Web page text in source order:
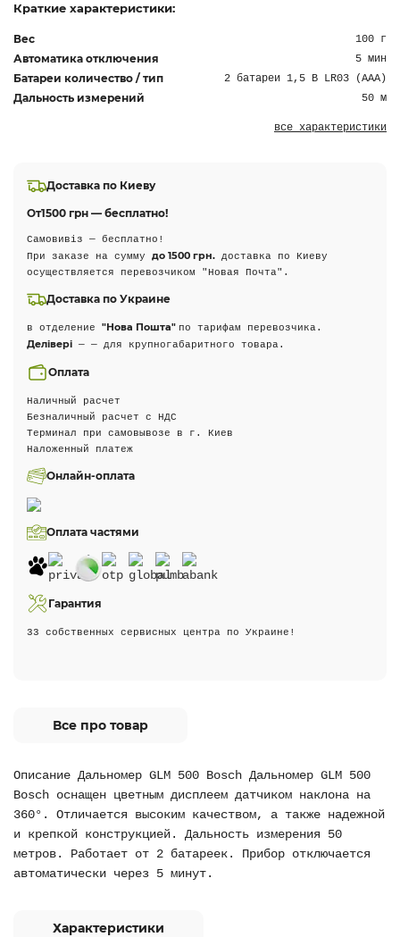
Краткие характеристики:
Вес 100 г
Автоматика отключения 5 мин
Батареи количество / тип 2 батареи 1,5 B LR03 (AAA)
Дальность измерений 50 м
все характеристики
Доставка по Киеву
От1500 грн — бесплатно!
Самовивіз — бесплатно!
При заказе на сумму до 1500 грн. доставка по Киеву
осуществляется перевозчиком "Новая Почта".
Доставка по Украине
в отделение "Нова Пошта" по тарифам перевозчика.
Делівері — — для крупногабаритного товара.
Оплата
Наличный расчет
Безналичный расчет с НДС
Терминал при самовывозе в г. Киев
Наложенный платеж
Онлайн-оплата
Оплата частями
Гарантия
33 собственных сервисных центра по Украине!
Все про товар
Описание Дальномер GLM 500 Bosch Дальномер GLM 500
Bosch оснащен цветным дисплеем датчиком наклона на
360°. Отличается высоким качеством, а также надежной
и крепкой конструкцией. Дальность измерения 50
метров. Работает от 2 батареек. Прибор отключается
автоматически через 5 минут.
Характеристики